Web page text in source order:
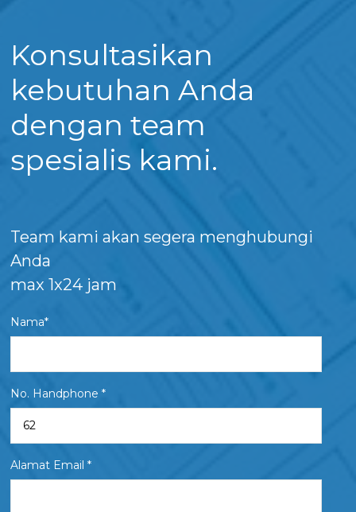
Konsultasikan
kebutuhan Anda
dengan team
spesialis kami.
Team kami akan segera menghubungi
Anda
max 1x24 jam
Nama*
No. Handphone *
Alamat Email *